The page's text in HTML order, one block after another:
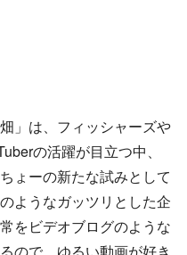
」は、フィッシャーズや
の活躍が目立つ中、
ょーの新たな試みとして
ようなガッツリとした企
をビデオブログのような
ので、ゆるい動画が好き